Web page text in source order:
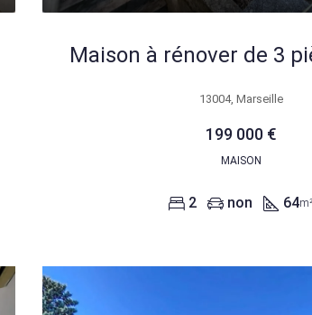
13004, Marseille
199 000 €
MAISON
2 non 64m²